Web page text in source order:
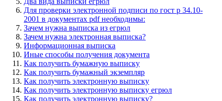
Для проверки электронной подписи по гост р 34.10-
2001 в документах pdf необходимы:
Зачем нужна выписка из егрюл
Зачем нужна электронная выписка?
Информационная выписка
Иные способы получения документа
Как получить бумажную выписку
Как получить бумажный экземпляр
Как получить электронную выписку
Как получить электронную выписку егрюл
Как получить электронную выписку?